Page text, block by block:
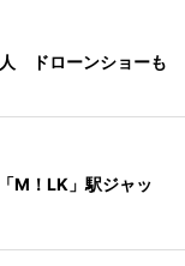
ドローンショーも
M！LK」駅ジャッ